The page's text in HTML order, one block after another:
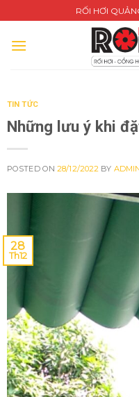
to
content
RỐI HƠI
TIN TỨC
Những lưu ý khi
POSTED ON28/12/2022 BY
28
Th12